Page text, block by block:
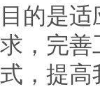
目的是
求，完善
式，提高